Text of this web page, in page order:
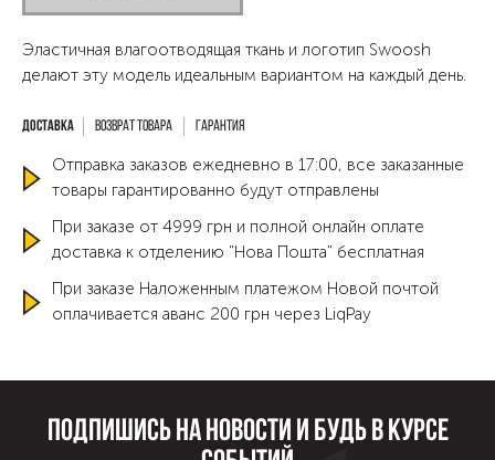
Эластичная влагоотводящая ткань и логотип Swoosh
делают эту модель идеальным вариантом на каждый день.
Возврат товара Гарантия
Отправка заказов ежедневно в 17:00, все заказанные
товары гарантированно будут отправлены
При заказе от 4999 грн и полной онлайн оплате
доставка к отделению "Нова Пошта" бесплатная
При заказе Наложенным платежом Новой почтой
оплачивается аванс 200 грн через LiqPay
Подпишись на новости и будь в курсе